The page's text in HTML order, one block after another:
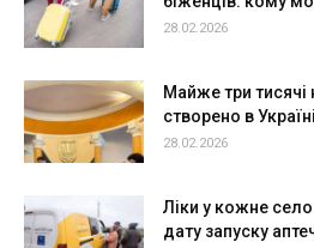
28.02.2026
Майже три тисячі
створено в
28.02.2026
Ліки у кожне
дату запуску